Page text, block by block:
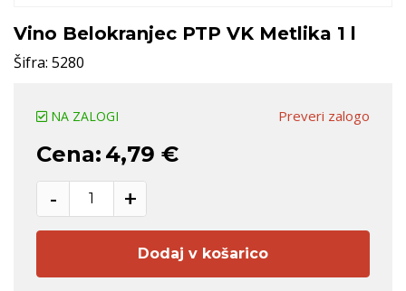
Vino Belokranjec PTP VK Metlika 1 l
Šifra: 5280
Preveri zalogo
NA ZALOGI
Cena: 4,79 €
- +
Dodaj v košarico